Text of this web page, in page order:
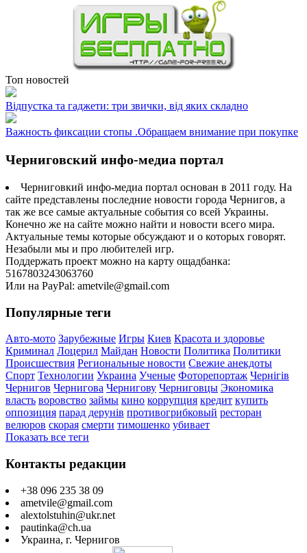
Топ новостей
Відпустка та гаджети: три звички, від яких складно
Важность фиксации стопы .Обращаем внимание при покупке
Черниговский инфо-медиа портал
Черниговкий инфо-медиа портал основан в 2011 году. На
сайте представлены последние новости города Чернигов, а
так же все самые актуальные события со всей Украины.
Конечно же на сайте можно найти и новости всего мира.
Актуальные темы которые обсуждают и о которых говорят.
Незабыли мы и про любителей игр.
Поддержать проект можно на карту ощадбанка:
5167803243063760
Или на PayPal: ametvile@gmail.com
Популярные теги
Авто-мото Зарубежные Игры Киев Красота и здоровье
Криминал Лоцерил Майдан Новости Политика Политики
Происшествия Региональные новости Свежие анекдоты
Спорт Технологии Украина Ученые Фоторепортаж Чернігів
Чернигов Чернигова Чернигову Черниговцы Экономика
власть воровство займы кино коррупция кредит купить
оппозиция парад дерунів противогрибковый ресторан
велюров скорая смерти тимошенко убивает
Показать все теги
Контакты редакции
+38 096 235 38 09
ametvile@gmail.com
alextolstuhin@ukr.net
pautinka@ch.ua
Украина, г. Чернигов